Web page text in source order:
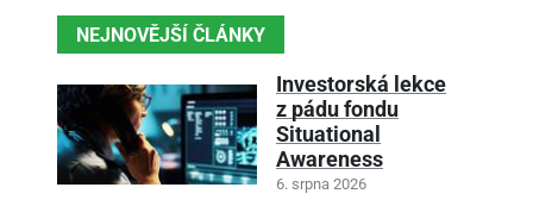
NEJNOVĚJŠÍ ČLÁNKY
Investorská lekce
z pádu fondu
Situational
Awareness
6. srpna 2026